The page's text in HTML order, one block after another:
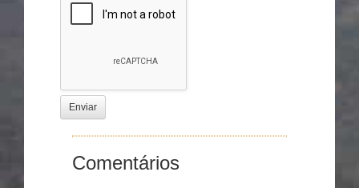
Enviar
Comentários